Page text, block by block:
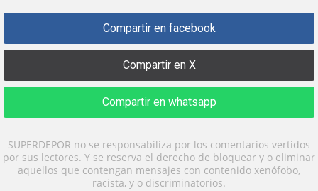
Compartir en facebook
Compartir en X
Compartir en whatsapp
SUPERDEPOR no se responsabiliza por los comentarios vertidos
por sus lectores. Y se reserva el derecho de bloquear y o eliminar
aquellos que contengan mensajes con contenido xenófobo,
racista, y o discriminatorios.